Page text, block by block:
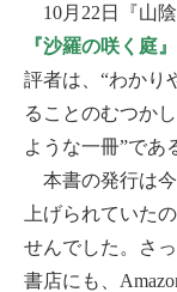
10月22日『山
『沙羅の咲く庭』
評者は、“わかり
ることのむつか
ような一冊”であ
本書の発行は今
上げられていた
せんでした。さ
書店にも、